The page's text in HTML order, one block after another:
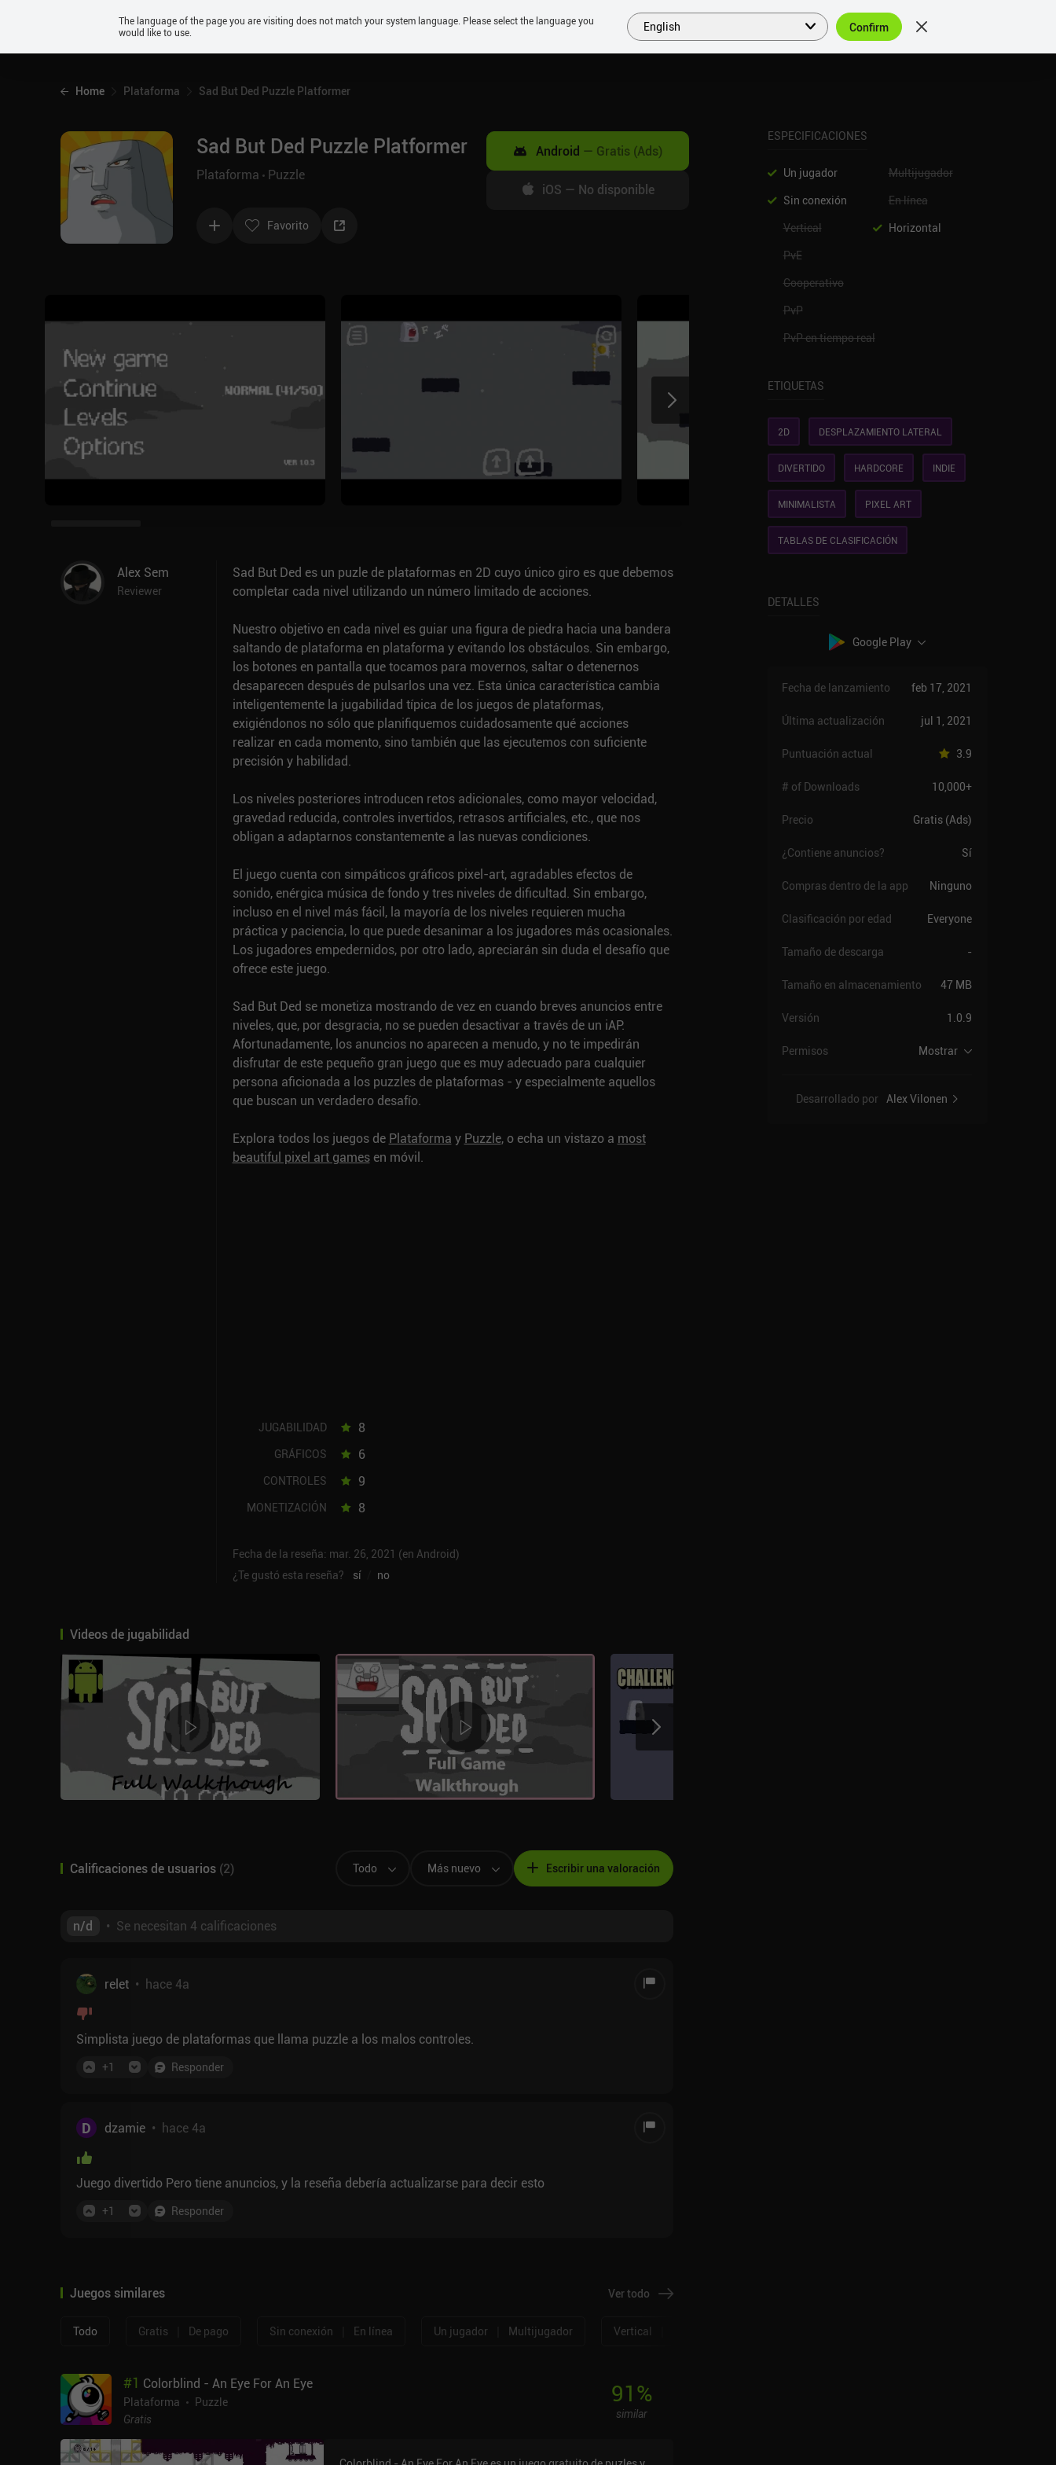
Android
PRÓXIMOS SIMILARES COLECCIONES TOP ES
Home Plataforma Sad But Ded Puzzle Platformer
Sad But Ded Puzzle Platformer
Plataforma Puzzle
Favorito
Android — Gratis (Ads)
iOS — No disponible
Alex Sem
Reviewer
Sad But Ded es un puzle de plataformas en 2D cuyo único giro es que debemos
completar cada nivel utilizando un número limitado de acciones.
Nuestro objetivo en cada nivel es guiar una figura de piedra hacia una bandera
saltando de plataforma en plataforma y evitando los obstáculos. Sin embargo,
los botones en pantalla que tocamos para movernos, saltar o detenernos
desaparecen después de pulsarlos una vez. Esta única característica cambia
inteligentemente la jugabilidad típica de los juegos de plataformas,
exigiéndonos no sólo que planifiquemos cuidadosamente qué acciones
realizar en cada momento, sino también que las ejecutemos con suficiente
precisión y habilidad.
Los niveles posteriores introducen retos adicionales, como mayor velocidad,
gravedad reducida, controles invertidos, retrasos artificiales, etc., que nos
obligan a adaptarnos constantemente a las nuevas condiciones.
El juego cuenta con simpáticos gráficos pixel-art, agradables efectos de
sonido, enérgica música de fondo y tres niveles de dificultad. Sin embargo,
incluso en el nivel más fácil, la mayoría de los niveles requieren mucha
práctica y paciencia, lo que puede desanimar a los jugadores más ocasionales.
Los jugadores empedernidos, por otro lado, apreciarán sin duda el desafío que
ofrece este juego.
Sad But Ded se monetiza mostrando de vez en cuando breves anuncios entre
niveles, que, por desgracia, no se pueden desactivar a través de un iAP.
Afortunadamente, los anuncios no aparecen a menudo, y no te impedirán
disfrutar de este pequeño gran juego que es muy adecuado para cualquier
persona aficionada a los puzzles de plataformas - y especialmente aquellos
que buscan un verdadero desafío.
Explora todos los juegos de Plataforma y Puzzle, o echa un vistazo a most
beautiful pixel art gamesen móvil.
JUGABILIDAD 8
GRÁFICOS 6
CONTROLES 9
MONETIZACIÓN 8
Fecha de la reseña: mar. 26, 2021 (en Android)
¿Te gustó esta reseña?
sí no
Videos de jugabilidad
Calificaciones de usuarios (2) Todo Más nuevo Escribir una valoración
n/d • Se necesitan 4 calificaciones
relet• hace 4a
Simplista juego de plataformas que llama puzzle a los malos controles.
+1 Responder
D dzamie• hace 4a
Juego divertido Pero tiene anuncios, y la reseña debería actualizarse para decir esto
+1 Responder
Juegos similares Ver todo
Todo Gratis De pago Sin conexión En línea Un jugador Multijugador Vertical
#1 Colorblind - An Eye For An Eye
Plataforma
Puzzle
Gratis
91%
similar
ESPECIFICACIONES
Un jugador
Multijugador
Sin conexión
En línea
Vertical
Horizontal
PvE
Cooperativo
PvP
PvP en tiempo real
ETIQUETAS
2D DESPLAZAMIENTO LATERAL
DIVERTIDO HARDCORE INDIE
MINIMALISTA PIXEL ART
TABLAS DE CLASIFICACIÓN
DETALLES
Google Play
Fecha de lanzamiento feb 17, 2021
Última actualización jul 1, 2021
Puntuación actual 3.9
# of Downloads 10,000+
Precio Gratis (Ads)
¿Contiene anuncios? Sí
Compras dentro de la app Ninguno
Clasificación por edad Everyone
Tamaño de descarga -
Tamaño en almacenamiento 47 MB
Versión 1.0.9
Permisos Mostrar
Desarrollado por Alex Vilonen
The language of the page you are visiting does not match your system language. Please select the language you
would like to use.
English Confirm